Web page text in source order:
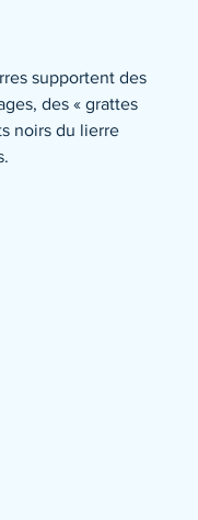
supportent des
des « grattes
noirs du lierre